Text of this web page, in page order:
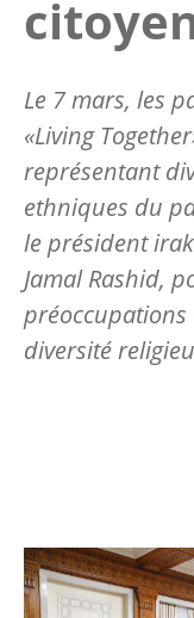
Le 7 mars, les
«Living
représentant
ethniques du
le président
Jamal Rashid,
préoccupations
diversité
Image